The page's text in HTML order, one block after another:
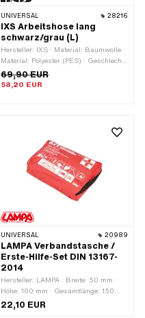
UNIVERSAL 28216
IXS Arbeitshose lang
schwarz/grau (L)
Hersteller: IXS · Material: Baumwolle ·
Material: Polyester (PES) · Geschlecht:
Unisex · Farbe: grau · Farbe: schwarz
· Grösse: L · Grösse: M · Grösse: S ·
69,90 EUR
58,20 EUR
UNIVERSAL 20989
LAMPA Verbandstasche /
Erste-Hilfe-Set DIN 13167-
2014
Hersteller: LAMPA · Breite: 50 mm ·
Höhe: 100 mm · Gesamtlänge: 150
mm
22,10 EUR